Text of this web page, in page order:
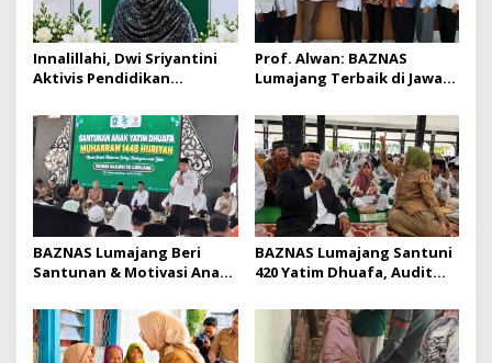
Innalillahi, Dwi Sriyantini
Aktivis Pendidikan
Prof. Alwan: BAZNAS
Lumajang Terbaik di Jawa
BAZNAS Lumajang Beri
Santunan & Motivasi Anak
BAZNAS Lumajang Santuni
420 Yatim Dhuafa, Audit